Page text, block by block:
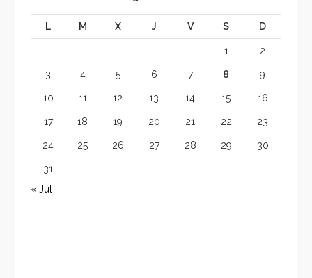
L M X J V S D
1 2
3 4 5 6 7 8 9
10 11 12 13 14 15 16
17 18 19 20 21 22 23
24 25 26 27 28 29 30
31
« Jul